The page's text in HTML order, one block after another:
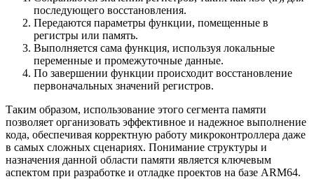
последующего восстановления.
Передаются параметры функции, помещенные в
регистры или память.
Выполняется сама функция, используя локальные
переменные и промежуточные данные.
По завершении функции происходит восстановление
первоначальных значений регистров.
Таким образом, использование этого сегмента памяти
позволяет организовать эффективное и надежное выполнение
кода, обеспечивая корректную работу микроконтроллера даже
в самых сложных сценариях. Понимание структуры и
назначения данной области памяти является ключевым
аспектом при разработке и отладке проектов на базе ARM64.